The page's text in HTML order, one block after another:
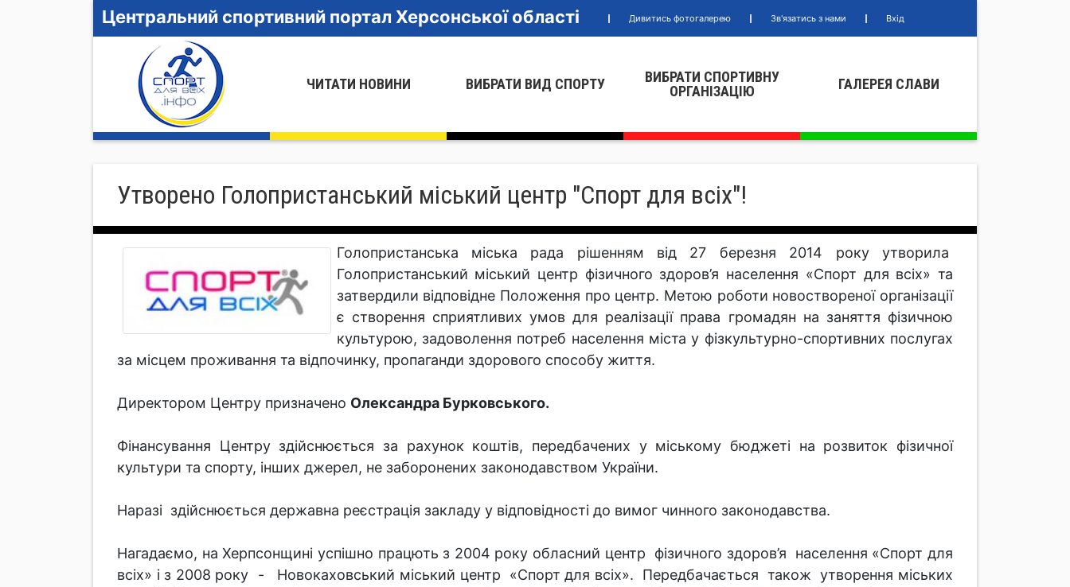
Центральний спортивний портал Херсонської області Дивитись фотогалерею Зв'язатись з нами Вхід
ЧИТАТИ НОВИНИ ВИБРАТИ ВИД СПОРТУ
ВИБРАТИ СПОРТИВНУ
ОРГАНIЗАЦIЮ
ГАЛЕРЕЯ СЛАВИ
Утворено Голопристанський міський центр "Спорт для всіх"!
Голопристанська міська рада рішенням від 27 березня 2014 року утворила
Голопристанський міський центр фізичного здоров’я населення «Спорт для всіх» та
затвердили відповідне Положення про центр. Метою роботи новоствореної організації
є створення сприятливих умов для реалізації права громадян на заняття фізичною
культурою, задоволення потреб населення міста у фізкультурно-спортивних послугах
за місцем проживання та відпочинку, пропаганди здорового способу життя.
Директором Центру призначено Олександра Бурковського.
Фінансування Центру здійснюється за рахунок коштів, передбачених у міському бюджеті на розвиток фізичної
культури та спорту, інших джерел, не заборонених законодавством України.
Наразі здійснюється державна реєстрація закладу у відповідності до вимог чинного законодавства.
Нагадаємо, на Херпсонщині успішно працють з 2004 року обласний центр фізичного здоров’я населення «Спорт для
всіх» і з 2008 року - Новокаховський міський центр «Спорт для всіх». Передбачається також утворення міських